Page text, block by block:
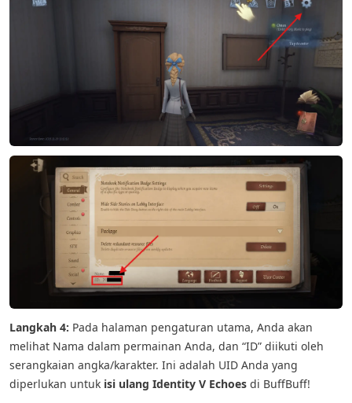
Langkah 4: Pada halaman pengaturan utama, Anda akan
melihat Nama dalam permainan Anda, dan “ID” diikuti oleh
serangkaian angka/karakter. Ini adalah UID Anda yang
diperlukan untuk isi ulang Identity V Echoes di BuffBuff!